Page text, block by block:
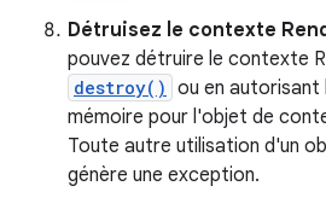
Détruisez le contexte
pouvez détruire le contexte
destroy() ou en autorisant
mémoire pour l'objet de
Toute autre utilisation d'un
génère une exception.